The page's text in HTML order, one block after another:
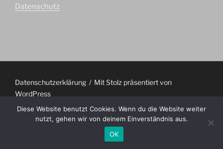
Datenschutz
Datenschutzerklärung
Mit Stolz präsentiert von
WordPress
Diese Website benutzt Cookies. Wenn du die Website weiter
nutzt, gehen wir von deinem Einverständnis aus.
OK